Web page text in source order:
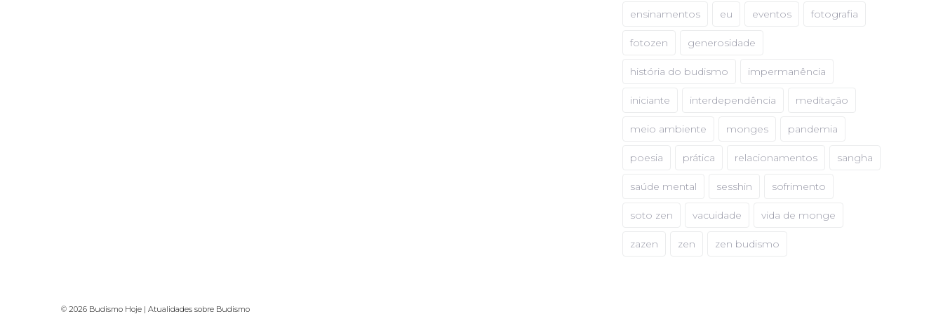
ensinamentos eu eventos fotografia
fotozen generosidade
história do budismo impermanência
iniciante interdependência meditação
meio ambiente monges pandemia
poesia prática relacionamentos sangha
saúde mental sesshin sofrimento
soto zen vacuidade vida de monge
zazen zen zen budismo
© 2026 Budismo Hoje | Atualidades sobre Budismo